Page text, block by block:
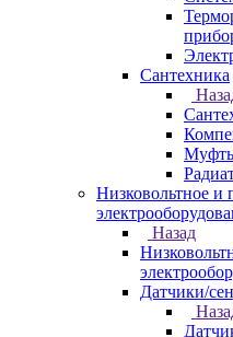
Сантехника
Низковольтное
Назад
Датчики/